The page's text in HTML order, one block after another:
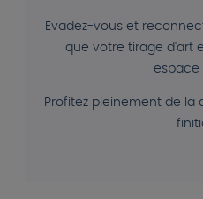
Evadez-vous et
que votre tirage d'art
espace
Profitez pleinement de la